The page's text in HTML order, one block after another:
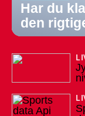
Har du
den